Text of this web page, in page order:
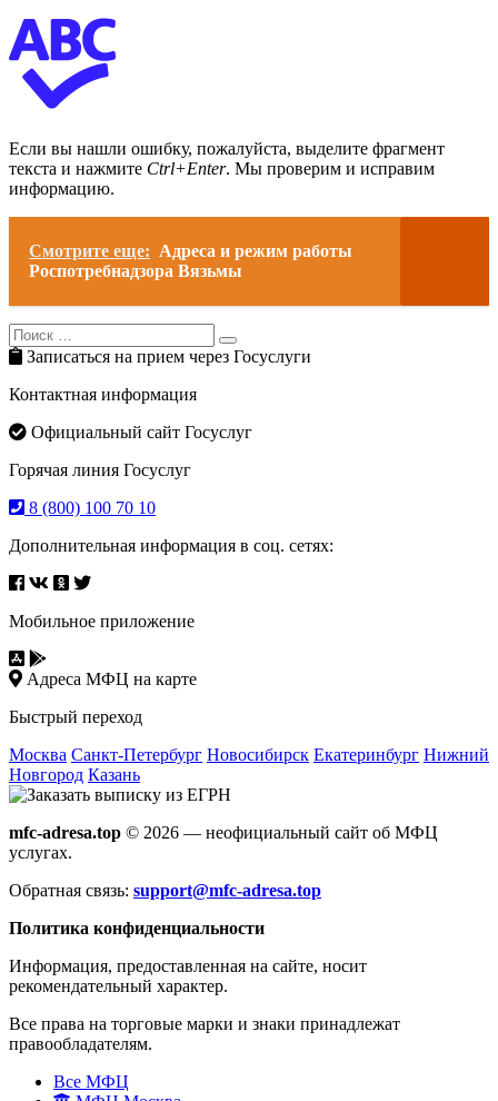
Если вы нашли ошибку, пожалуйста, выделите фрагмент
текста и нажмите Ctrl+Enter. Мы проверим и исправим
информацию.
Смотрите еще: Адреса и режим работы
Роспотребнадзора Вязьмы
Search
for:
Search
Записаться на прием через Госуслуги
Контактная информация
Официальный сайт Госуслуг
Горячая линия Госуслуг
8 (800) 100 70 10
Дополнительная информация в соц. сетях:
Мобильное приложение
Адреса МФЦ на карте
Быстрый переход
Москва Санкт-Петербург Новосибирск Екатеринбург Нижний
Новгород Казань
mfc-adresa.top © 2026 — неофициальный сайт об МФЦ
услугах.
Обратная связь: support@mfc-adresa.top
Политика конфиденциальности
Информация, предоставленная на сайте, носит
рекомендательный характер.
Все права на торговые марки и знаки принадлежат
правообладателям.
Все МФЦ